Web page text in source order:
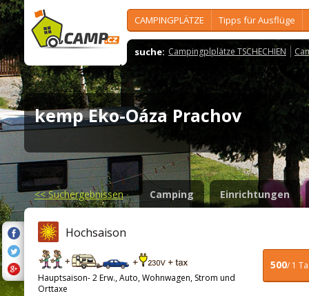
CAMPINGPLÄTZE Tipps für Ausflüge
suche: Campingplplätze TSCHECHIEN
kemp Eko-Oáza Prachov
<<Suchergebnissen Camping Einrichtungen
Hochsaison
500/ 1
Hauptsaison- 2 Erw., Auto, Wohnwagen, Strom und
Orttaxe